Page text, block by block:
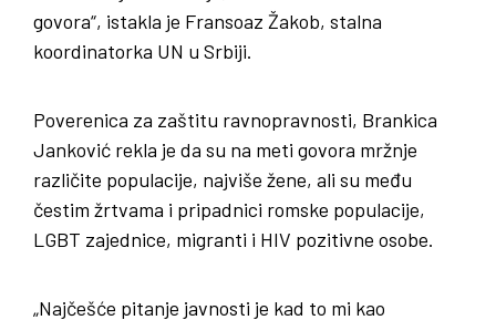
govora“, istakla je Fransoaz Žakob, stalna
koordinatorka UN u Srbiji.
Poverenica za zaštitu ravnopravnosti, Brankica
Janković rekla je da su na meti govora mržnje
različite populacije, najviše žene, ali su među
čestim žrtvama i pripadnici romske populacije,
LGBT zajednice, migranti i HIV pozitivne osobe.
„Najčešće pitanje javnosti je kad to mi kao